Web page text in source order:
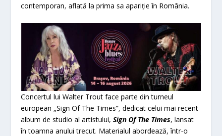
contemporan, aflată la prima sa apariție în România.
Concertul lui Walter Trout face parte din turneul
european „Sign Of The Times”, dedicat celui mai recent
album de studio al artistului,Sign Of The Times, lansat
în toamna anului trecut. Materialul abordează, într-o